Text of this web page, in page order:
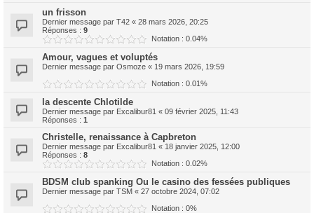
un frisson
Dernier message par T42 « 28 mars 2026, 20:25
Réponses : 9
Notation : 0.04%
Amour, vagues et voluptés
Dernier message par Osmoze « 19 mars 2026, 19:59
Notation : 0.01%
la descente Chlotilde
Dernier message par Excalibur81 « 09 février 2025, 11:43
Réponses : 1
Christelle, renaissance à Capbreton
Dernier message par Excalibur81 « 18 janvier 2025, 12:00
Réponses : 8
Notation : 0.02%
BDSM club spanking Ou le casino des fessées publiques
Dernier message par TSM « 27 octobre 2024, 07:02
Notation : 0%